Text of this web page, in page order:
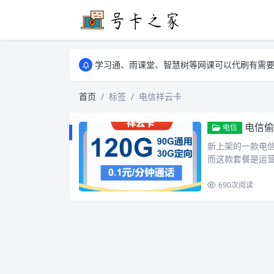
学习通、雨课堂、智慧树等网课可以代刷有需
学习通、雨课堂、智慧树等网课可以代刷有需
首页
标签 电信祥云卡
电信 电信
新上架的一款电
而这款套餐是运
690次阅读